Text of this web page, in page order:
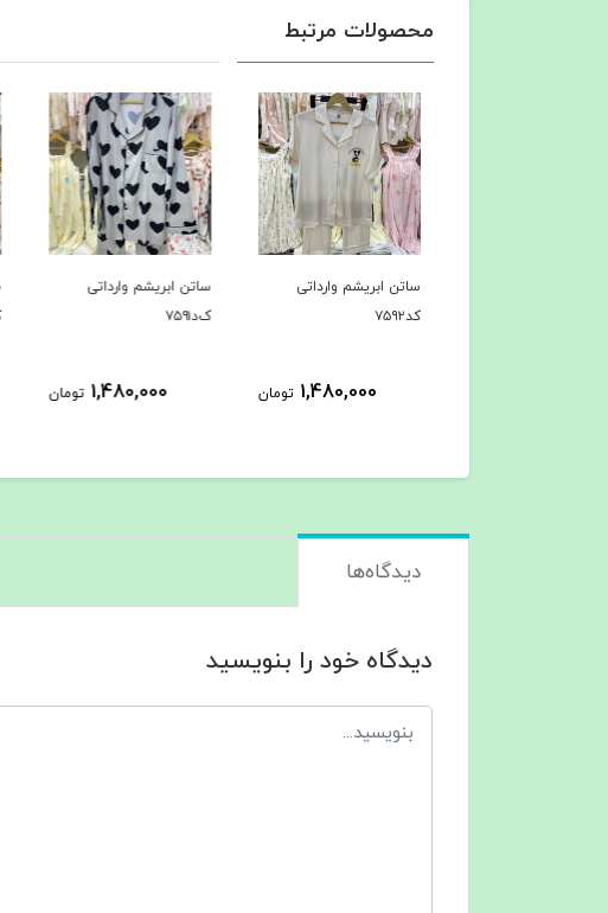
محصولات مرتبط
ساتن ابریشم وارداتی
ک‌د۷۵۹۱
1,480,000 تومان
ساتن ابریشم وارداتی
کد۷۵۹۰
1,480,000 تومان
دیدگاه‌ها
دیدگاه خود را بنویسید